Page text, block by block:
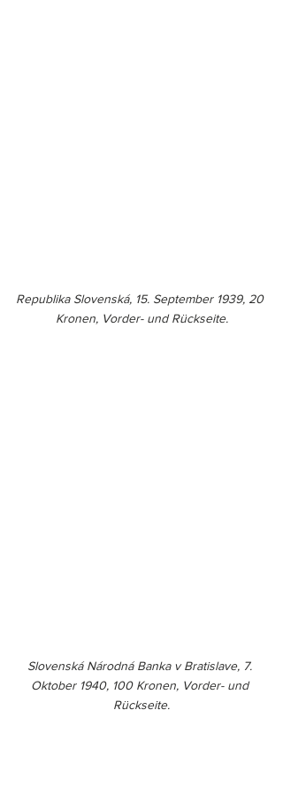
Republika Slovenská, 15. September 1939, 20
Kronen, Vorder- und Rückseite.
Slovenská Národná Banka v Bratislave, 7.
Oktober 1940, 100 Kronen, Vorder- und
Rückseite.